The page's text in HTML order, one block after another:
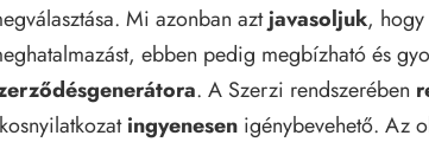
Mi azonban aztjavasoljuk, hogy
ebben pedig megbízható és
. A Szerzi rendszerében
ingyenesen igénybevehető. Az